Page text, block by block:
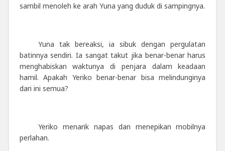
sambil menoleh ke arah Yuna yang duduk di sampingnya.
Yuna tak bereaksi, ia sibuk dengan pergulatan
batinnya sendiri. Ia sangat takut jika benar-benar harus
menghabiskan waktunya di penjara dalam keadaan
hamil. Apakah Yeriko benar-benar bisa melindunginya
dari ini semua?
Yeriko menarik napas dan menepikan mobilnya
perlahan.